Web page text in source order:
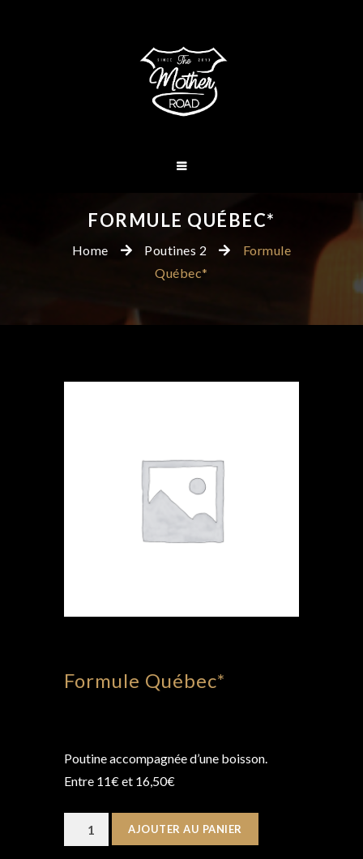
FORMULE QUÉBEC*
Home Poutines 2
Formule
Québec*
Formule Québec*
Poutine accompagnée d’une boisson.
Entre 11€ et 16,50€
quantité
de
AJOUTER AU PANIER